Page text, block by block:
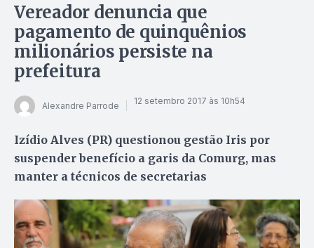
Vereador denuncia que
pagamento de quinquênios
milionários persiste na
prefeitura
Alexandre Parrode 12 setembro 2017 às 10h54
Izídio Alves (PR) questionou gestão Iris por
suspender benefício a garis da Comurg, mas
manter a técnicos de secretarias